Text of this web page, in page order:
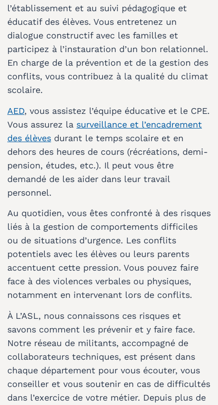
l’établissement et au suivi pédagogique et
éducatif des élèves. Vous entretenez un
dialogue constructif avec les familles et
participez à l’instauration d’un bon relationnel.
En charge de la prévention et de la gestion des
conflits, vous contribuez à la qualité du climat
scolaire.
AED, vous assistez l’équipe éducative et le CPE.
Vous assurez la surveillance et l’encadrement
des élèves durant le temps scolaire et en
dehors des heures de cours (récréations, demi-
pension, études, etc.). Il peut vous être
demandé de les aider dans leur travail
personnel.
Au quotidien, vous êtes confronté à des risques
liés à la gestion de comportements difficiles
ou de situations d’urgence. Les conflits
potentiels avec les élèves ou leurs parents
accentuent cette pression. Vous pouvez faire
face à des violences verbales ou physiques,
notamment en intervenant lors de conflits.
À L’ASL, nous connaissons ces risques et
savons comment les prévenir et y faire face.
Notre réseau de militants, accompagné de
collaborateurs techniques, est présent dans
chaque département pour vous écouter, vous
conseiller et vous soutenir en cas de difficultés
dans l’exercice de votre métier. Depuis plus de